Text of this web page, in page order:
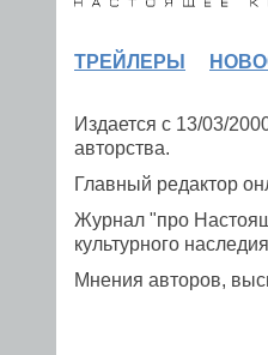
ТРЕЙЛЕРЫ
Издается с 13/03/
авторства.
Главный редактор
Журнал "про
культурного
Мнения авторов,